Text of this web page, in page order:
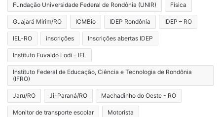
Fundação Universidade Federal de Rondônia (UNIR) Física
Guajará Mirim/RO ICMBio IDEP Rondônia IDEP – RO
IEL-RO inscrições Inscrições abertas IDEP
Instituto Euvaldo Lodi - IEL
Instituto Federal de Educação, Ciência e Tecnologia de Rondônia
(IFRO)
Jaru/RO Ji-Paraná/RO Machadinho do Oeste - RO
Monitor de transporte escolar Motorista